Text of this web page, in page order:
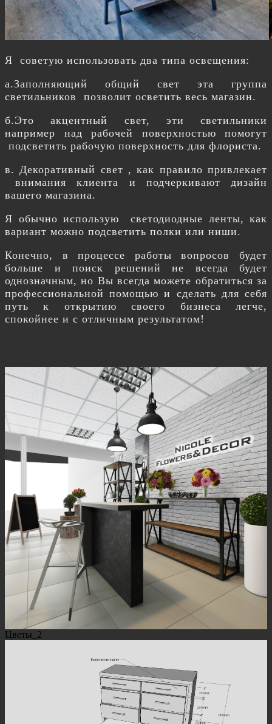
Я советую использовать два типа освещения:
а.Заполняющий общий свет эта группа
светильников позволит осветить весь магазин.
б.Это акцентный свет, эти светильники
например над рабочей поверхностью помогут
подсветить рабочую поверхность для флориста.
в. Декоративный свет , как правило привлекает
внимания клиента и подчеркивают дизайн
вашего магазина.
Я обычно использую светодиодные ленты, как
вариант можно подсветить полки или ниши.
Конечно, в процессе работы вопросов будет
больше и поиск решений не всегда будет
однозначным, но Вы всегда можете обратиться за
профессиональной помощью и сделать для себя
путь к открытию своего бизнеса легче,
спокойнее и с отличным результатом!
Цветы_2